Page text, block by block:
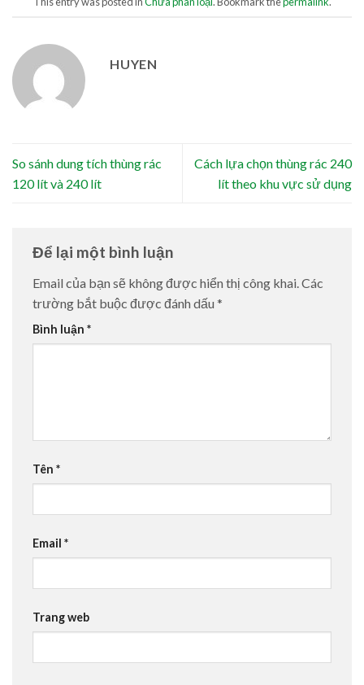
HUYEN
So sánh dung tích thùng rác
120 lít và 240 lít
Cách lựa chọn thùng rác 240
lít theo khu vực sử dụng
Để lại một bình luận
Email của bạn sẽ không được hiển thị công khai. Các
trường bắt buộc được đánh dấu *
Bình luận *
Tên *
Email *
Trang web